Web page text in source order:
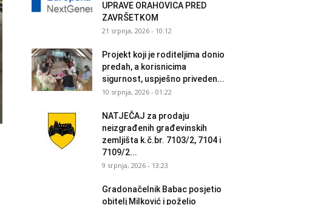
UPRAVE ORAHOVICA PRED
ZAVRŠETKOM
21 srpnja, 2026 - 10:12
Projekt koji je roditeljima donio
predah, a korisnicima
sigurnost, uspješno priveden...
10 srpnja, 2026 - 01:22
NATJEČAJ za prodaju
neizgrađenih građevinskih
zemljišta k.č.br. 7103/2, 7104 i
7109/2...
9 srpnja, 2026 - 13:23
Gradonačelnik Babac posjetio
obitelj Milković i poželio